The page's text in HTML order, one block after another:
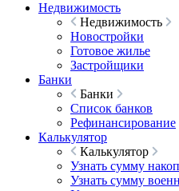
Недвижимость
Недвижимость
Новостройки
Готовое жилье
Застройщики
Банки
Банки
Список банков
Рефинансирование
Калькулятор
Калькулятор
Узнать сумму
Узнать сумму